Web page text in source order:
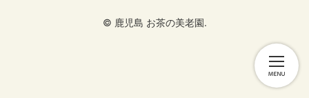
© 鹿児島 お茶の美老園.